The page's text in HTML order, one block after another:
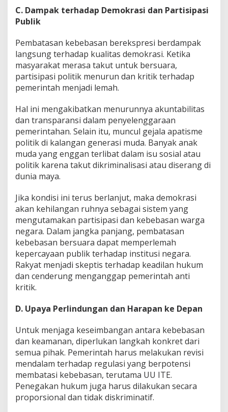
C. Dampak terhadap Demokrasi dan Partisipasi
Publik
Pembatasan kebebasan berekspresi berdampak
langsung terhadap kualitas demokrasi. Ketika
masyarakat merasa takut untuk bersuara,
partisipasi politik menurun dan kritik terhadap
pemerintah menjadi lemah.
Hal ini mengakibatkan menurunnya akuntabilitas
dan transparansi dalam penyelenggaraan
pemerintahan. Selain itu, muncul gejala apatisme
politik di kalangan generasi muda. Banyak anak
muda yang enggan terlibat dalam isu sosial atau
politik karena takut dikriminalisasi atau diserang di
dunia maya.
Jika kondisi ini terus berlanjut, maka demokrasi
akan kehilangan ruhnya sebagai sistem yang
mengutamakan partisipasi dan kebebasan warga
negara. Dalam jangka panjang, pembatasan
kebebasan bersuara dapat memperlemah
kepercayaan publik terhadap institusi negara.
Rakyat menjadi skeptis terhadap keadilan hukum
dan cenderung menganggap pemerintah anti
kritik.
D. Upaya Perlindungan dan Harapan ke Depan
Untuk menjaga keseimbangan antara kebebasan
dan keamanan, diperlukan langkah konkret dari
semua pihak. Pemerintah harus melakukan revisi
mendalam terhadap regulasi yang berpotensi
membatasi kebebasan, terutama UU ITE.
Penegakan hukum juga harus dilakukan secara
proporsional dan tidak diskriminatif.